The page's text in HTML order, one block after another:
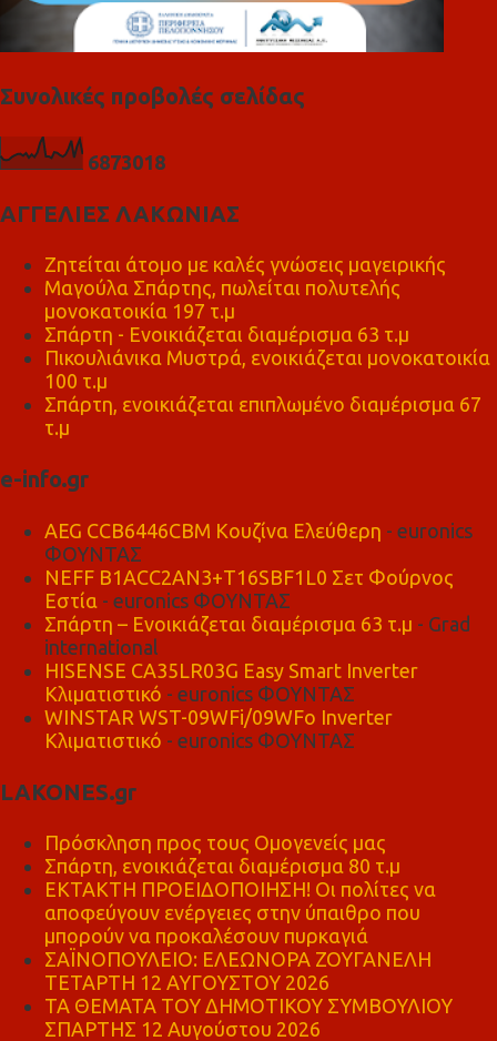
Συνολικές προβολές σελίδας
6873018
ΑΓΓΕΛΙΕΣ ΛΑΚΩΝΙΑΣ
Ζητείται άτομο με καλές γνώσεις μαγειρικής
Μαγούλα Σπάρτης, πωλείται πολυτελής
μονοκατοικία 197 τ.μ
Σπάρτη - Ενοικιάζεται διαμέρισμα 63 τ.μ
Πικουλιάνικα Μυστρά, ενοικιάζεται μονοκατοικία
100 τ.μ
Σπάρτη, ενοικιάζεται επιπλωμένο διαμέρισμα 67
τ.μ
e-info.gr
AEG CCB6446CBM Κουζίνα Ελεύθερη - euronics
ΦΟΥΝΤΑΣ
NEFF B1ACC2AN3+T16SBF1L0 Σετ Φούρνος
Εστία - euronics ΦΟΥΝΤΑΣ
Σπάρτη – Ενοικιάζεται διαμέρισμα 63 τ.μ - Grad
international
HISENSE CA35LR03G Easy Smart Inverter
Κλιματιστικό - euronics ΦΟΥΝΤΑΣ
WINSTAR WST-09WFi/09WFo Inverter
Κλιματιστικό - euronics ΦΟΥΝΤΑΣ
LAKONES.gr
Πρόσκληση προς τους Ομογενείς μας
Σπάρτη, ενοικιάζεται διαμέρισμα 80 τ.μ
ΕΚΤΑΚΤΗ ΠΡΟΕΙΔΟΠΟΙΗΣΗ! Οι πολίτες να
αποφεύγουν ενέργειες στην ύπαιθρο που
μπορούν να προκαλέσουν πυρκαγιά
ΣΑΪΝΟΠΟΥΛΕΙΟ: ΕΛΕΩΝΟΡΑ ΖΟΥΓΑΝΕΛΗ
ΤΕΤΑΡΤΗ 12 ΑΥΓΟΥΣΤΟΥ 2026
ΤΑ ΘΕΜΑΤΑ ΤΟΥ ΔΗΜΟΤΙΚΟΥ ΣΥΜΒΟΥΛΙΟΥ
ΣΠΑΡΤΗΣ 12 Αυγούστου 2026